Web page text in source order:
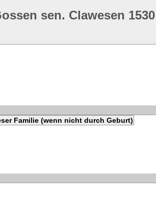
sen. Clawesen 1530
Familie (wenn nicht durch Geburt)